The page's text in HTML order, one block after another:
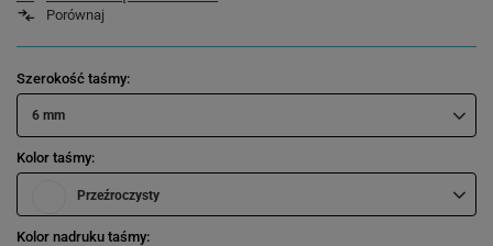
Porównaj
Szerokość taśmy
6 mm
Kolor taśmy
Przeźroczysty
Kolor nadruku taśmy